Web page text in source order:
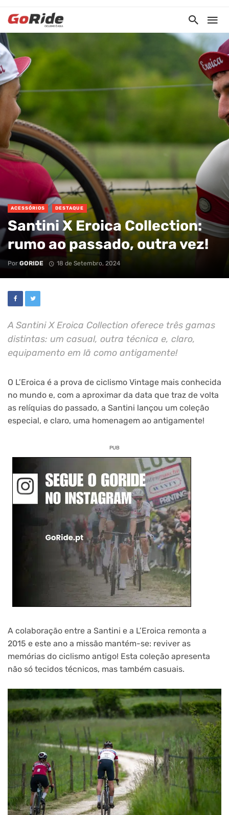
ACESSÓRIOS DESTAQUE
Santini X Eroica Collection:
rumo ao passado, outra vez!
Por GORIDE 18 de Setembro, 2024
A Santini X Eroica Collection oferece três gamas
distintas: um casual, outra técnica e, claro,
equipamento em lã como antigamente!
O L’Eroica é a prova de ciclismo Vintage mais conhecida
no mundo e, com a aproximar da data que traz de volta
as relíquias do passado, a Santini lançou um coleção
especial, e claro, uma homenagem ao antigamente!
PUB
A colaboração entre a Santini e a L’Eroica remonta a
2015 e este ano a missão mantém-se: reviver as
memórias do ciclismo antigo! Esta coleção apresenta
não só tecidos técnicos, mas também casuais.